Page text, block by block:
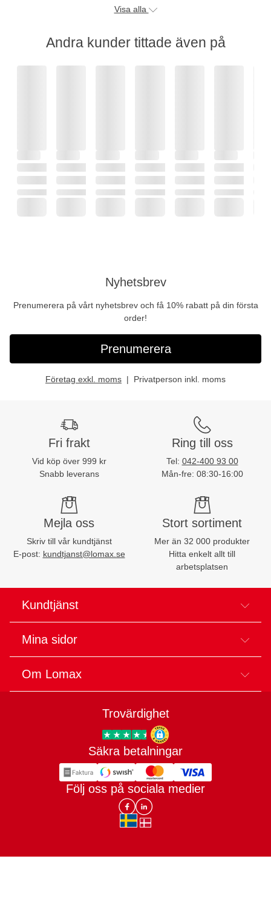
Visa alla
Andra kunder tittade även på
Nyhetsbrev
Prenumerera på vårt nyhetsbrev och få 10% rabatt på din första
order!
Prenumerera
Företag exkl. moms Privatperson inkl. moms
Fri frakt
Vid köp över 999 kr
Snabb leverans
Ring till oss
Tel: 042-400 93 00
Mån-fre: 08:30-16:00
Mejla oss
Skriv till vår kundtjänst
E-post: kundtjanst@lomax.se
Stort sortiment
Mer än 32 000 produkter
Hitta enkelt allt till
arbetsplatsen
Kundtjänst
Mina sidor
Om Lomax
Trovärdighet
Trygg E-handel
Säkra betalningar
Följ oss på sociala medier
Lomax DK Facebook
Lomax SE LinkIn
sv-SEda-DK